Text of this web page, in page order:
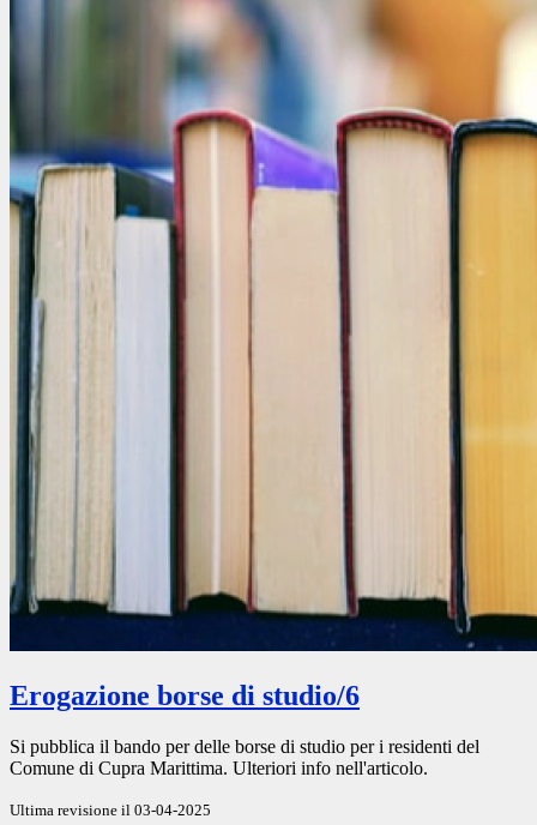
Erogazione borse di studio/6
Si pubblica il bando per delle borse di studio per i residenti del
Comune di Cupra Marittima. Ulteriori info nell'articolo.
Ultima revisione il 03-04-2025